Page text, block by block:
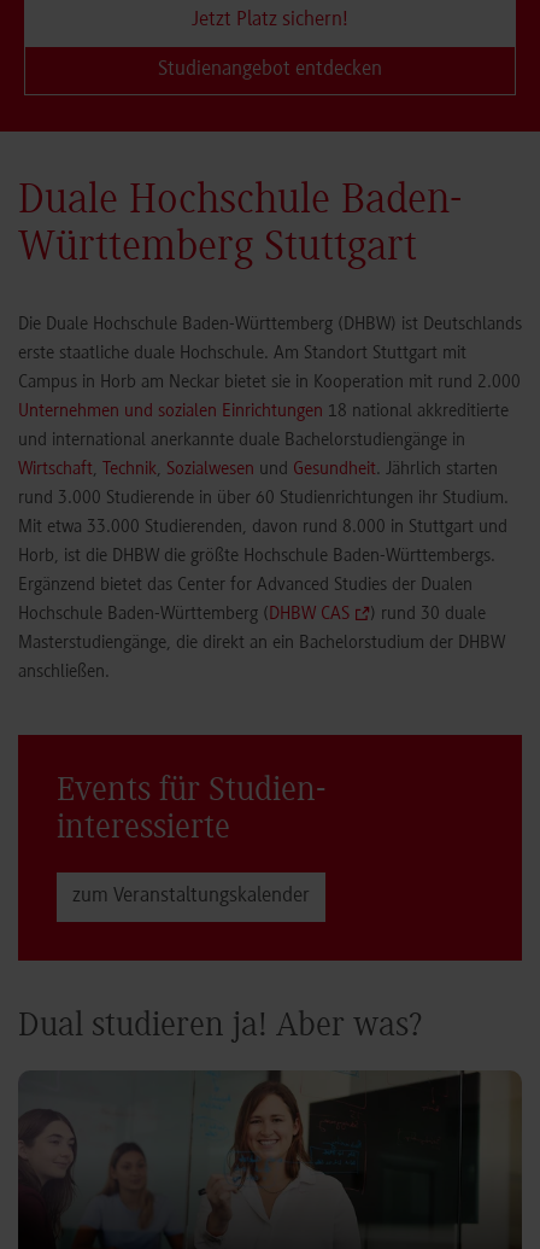
Jetzt Platz sichern!
Studienangebot entdecken
Duale Hochschule Baden-
Württemberg Stuttgart
Die Duale Hochschule Baden-Württemberg (DHBW) ist Deutschlands
erste staatliche duale Hochschule. Am Standort Stuttgart mit
Campus in Horb am Neckar bietet sie in Kooperation mit rund 2.000
Unternehmen und sozialen Einrichtungen 18 national akkreditierte
und international anerkannte duale Bachelorstudiengänge in
Wirtschaft, Technik, Sozialwesen und Gesundheit. Jährlich starten
rund 3.000 Studierende in über 60 Studienrichtungen ihr Studium.
Mit etwa 33.000 Studierenden, davon rund 8.000 in Stuttgart und
Horb, ist die DHBW die größte Hochschule Baden-Württembergs.
Ergänzend bietet das Center for Advanced Studies der Dualen
Hochschule Baden-Württemberg (DHBW CAS
) rund 30 duale
Masterstudiengänge, die direkt an ein Bachelorstudium der DHBW
anschließen.
Events für Studien­
interessierte
zum Veranstaltungs­kalender
Dual studieren ja! Aber was?